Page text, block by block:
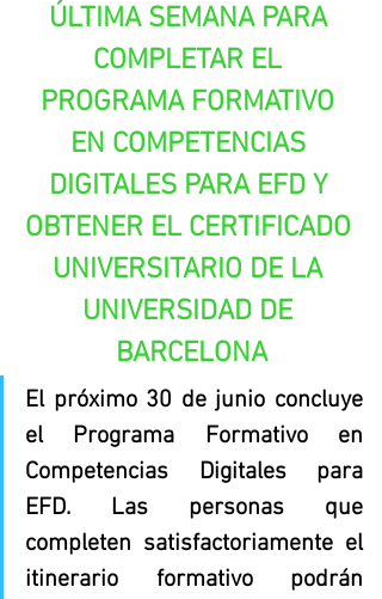
ÚLTIMA SEMANA PARA
COMPLETAR EL
PROGRAMA FORMATIVO
EN COMPETENCIAS
DIGITALES PARA EFD Y
OBTENER EL CERTIFICADO
UNIVERSITARIO DE LA
UNIVERSIDAD DE
BARCELONA
El próximo 30 de junio concluye
el Programa Formativo en
Competencias Digitales para
EFD. Las personas que
completen satisfactoriamente el
itinerario formativo podrán